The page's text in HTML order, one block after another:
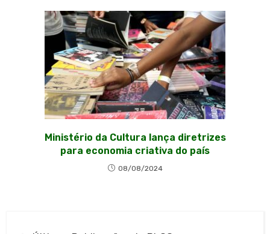
Ministério da Cultura lança diretrizes
para economia criativa do país
08/08/2024